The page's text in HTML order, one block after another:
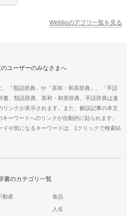
Weblioのアプリ一覧を見る
ユーザーのみなさまへ
「類語辞典」や「英和・和英辞典」、「手話
、類語辞典、英和・和英辞典、手話辞典は連
ンクが表示されます。また、解説記事の本文
ーワードへのリンクが自動的に貼られます。
や気になるキーワードは、1クリックで検索結
書のカテゴリ一覧
動産 食品
人名